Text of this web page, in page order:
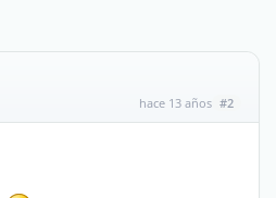
hace 13 años #2